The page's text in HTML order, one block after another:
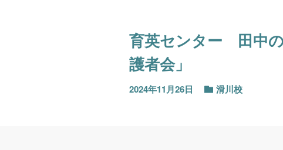
育英センター 田中
護者会」
2024年11月26日 滑川校